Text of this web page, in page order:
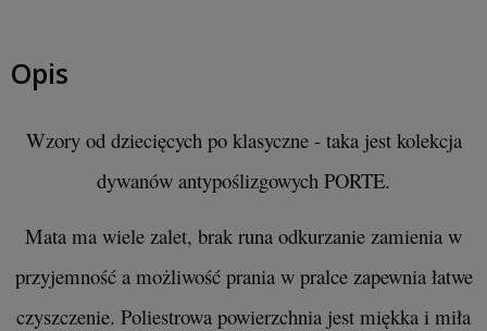
Opis
Wzory od dziecięcych po klasyczne - taka jest kolekcja
dywanów antypoślizgowych PORTE.
Mata ma wiele zalet, brak runa odkurzanie zamienia w
przyjemność a możliwość prania w pralce zapewnia łatwe
czyszczenie. Poliestrowa powierzchnia jest miękka i miła